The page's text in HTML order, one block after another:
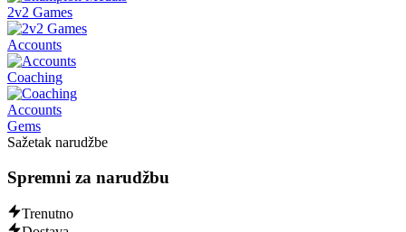
2v2 Games
Accounts
Coaching
Accounts
Gems
Sažetak narudžbe
Spremni za narudžbu
Trenutno